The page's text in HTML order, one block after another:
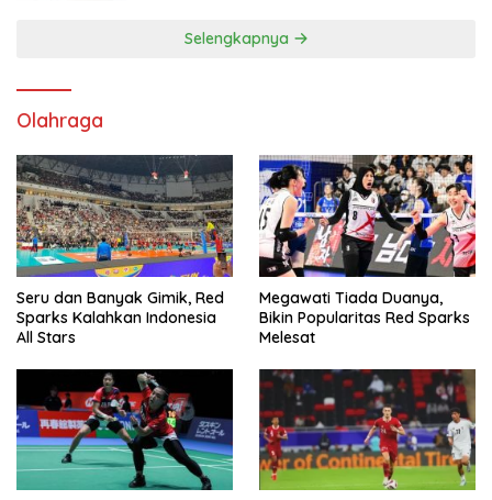
Selengkapnya
Olahraga
Seru dan Banyak Gimik, Red
Sparks Kalahkan Indonesia
All Stars
Megawati Tiada Duanya,
Bikin Popularitas Red Sparks
Melesat